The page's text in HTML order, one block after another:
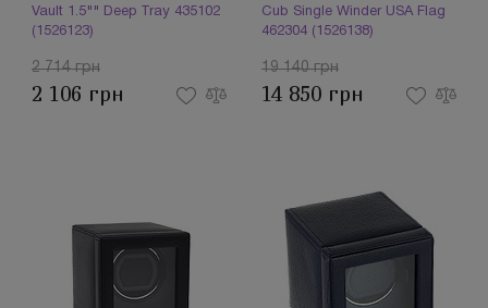
Vault 1.5"" Deep Tray 435102
(1526123)
2 714 грн
2 106 грн
Cub Single Winder USA Flag
462304 (1526138)
19 140 грн
14 850 грн